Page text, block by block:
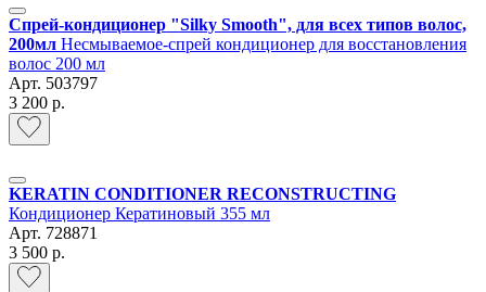
Спрей-кондиционер "Silky Smooth", для всех типов волос,
200мл Несмываемое-спрей кондиционер для восстановления
волос 200 мл
Арт. 503797
3 200 р.
KERATIN CONDITIONER RECONSTRUCTING
Кондиционер Кератиновый 355 мл
Арт. 728871
3 500 р.